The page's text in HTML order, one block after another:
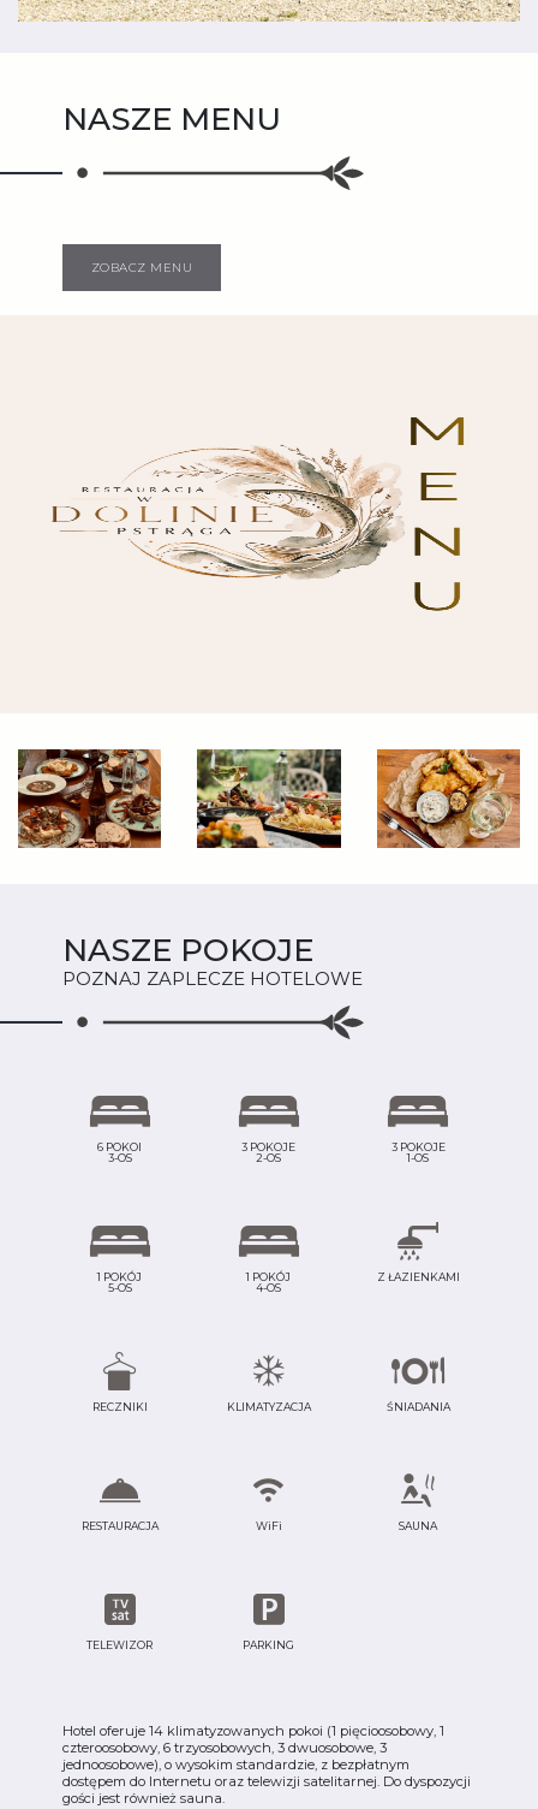
NASZE MENU
ZOBACZ MENU
NASZE POKOJE
POZNAJ ZAPLECZE HOTELOWE
6 POKOI
3-OS
3 POKOJE
2-OS
3 POKOJE
1-OS
1 POKÓJ
5-OS
1 POKÓJ
4-OS
Z ŁAZIENKAMI
RECZNIKI KLIMATYZACJA ŚNIADANIA
RESTAURACJA WiFi SAUNA
TELEWIZOR PARKING
Hotel oferuje 14 klimatyzowanych pokoi (1 pięcioosobowy, 1
czteroosobowy, 6 trzyosobowych, 3 dwuosobowe, 3
jednoosobowe), o wysokim standardzie, z bezpłatnym
dostępem do Internetu oraz telewizji satelitarnej. Do dyspozycji
gości jest również sauna.